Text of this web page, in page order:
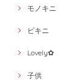
モノキニ
ビキニ
Lovely✿
子供